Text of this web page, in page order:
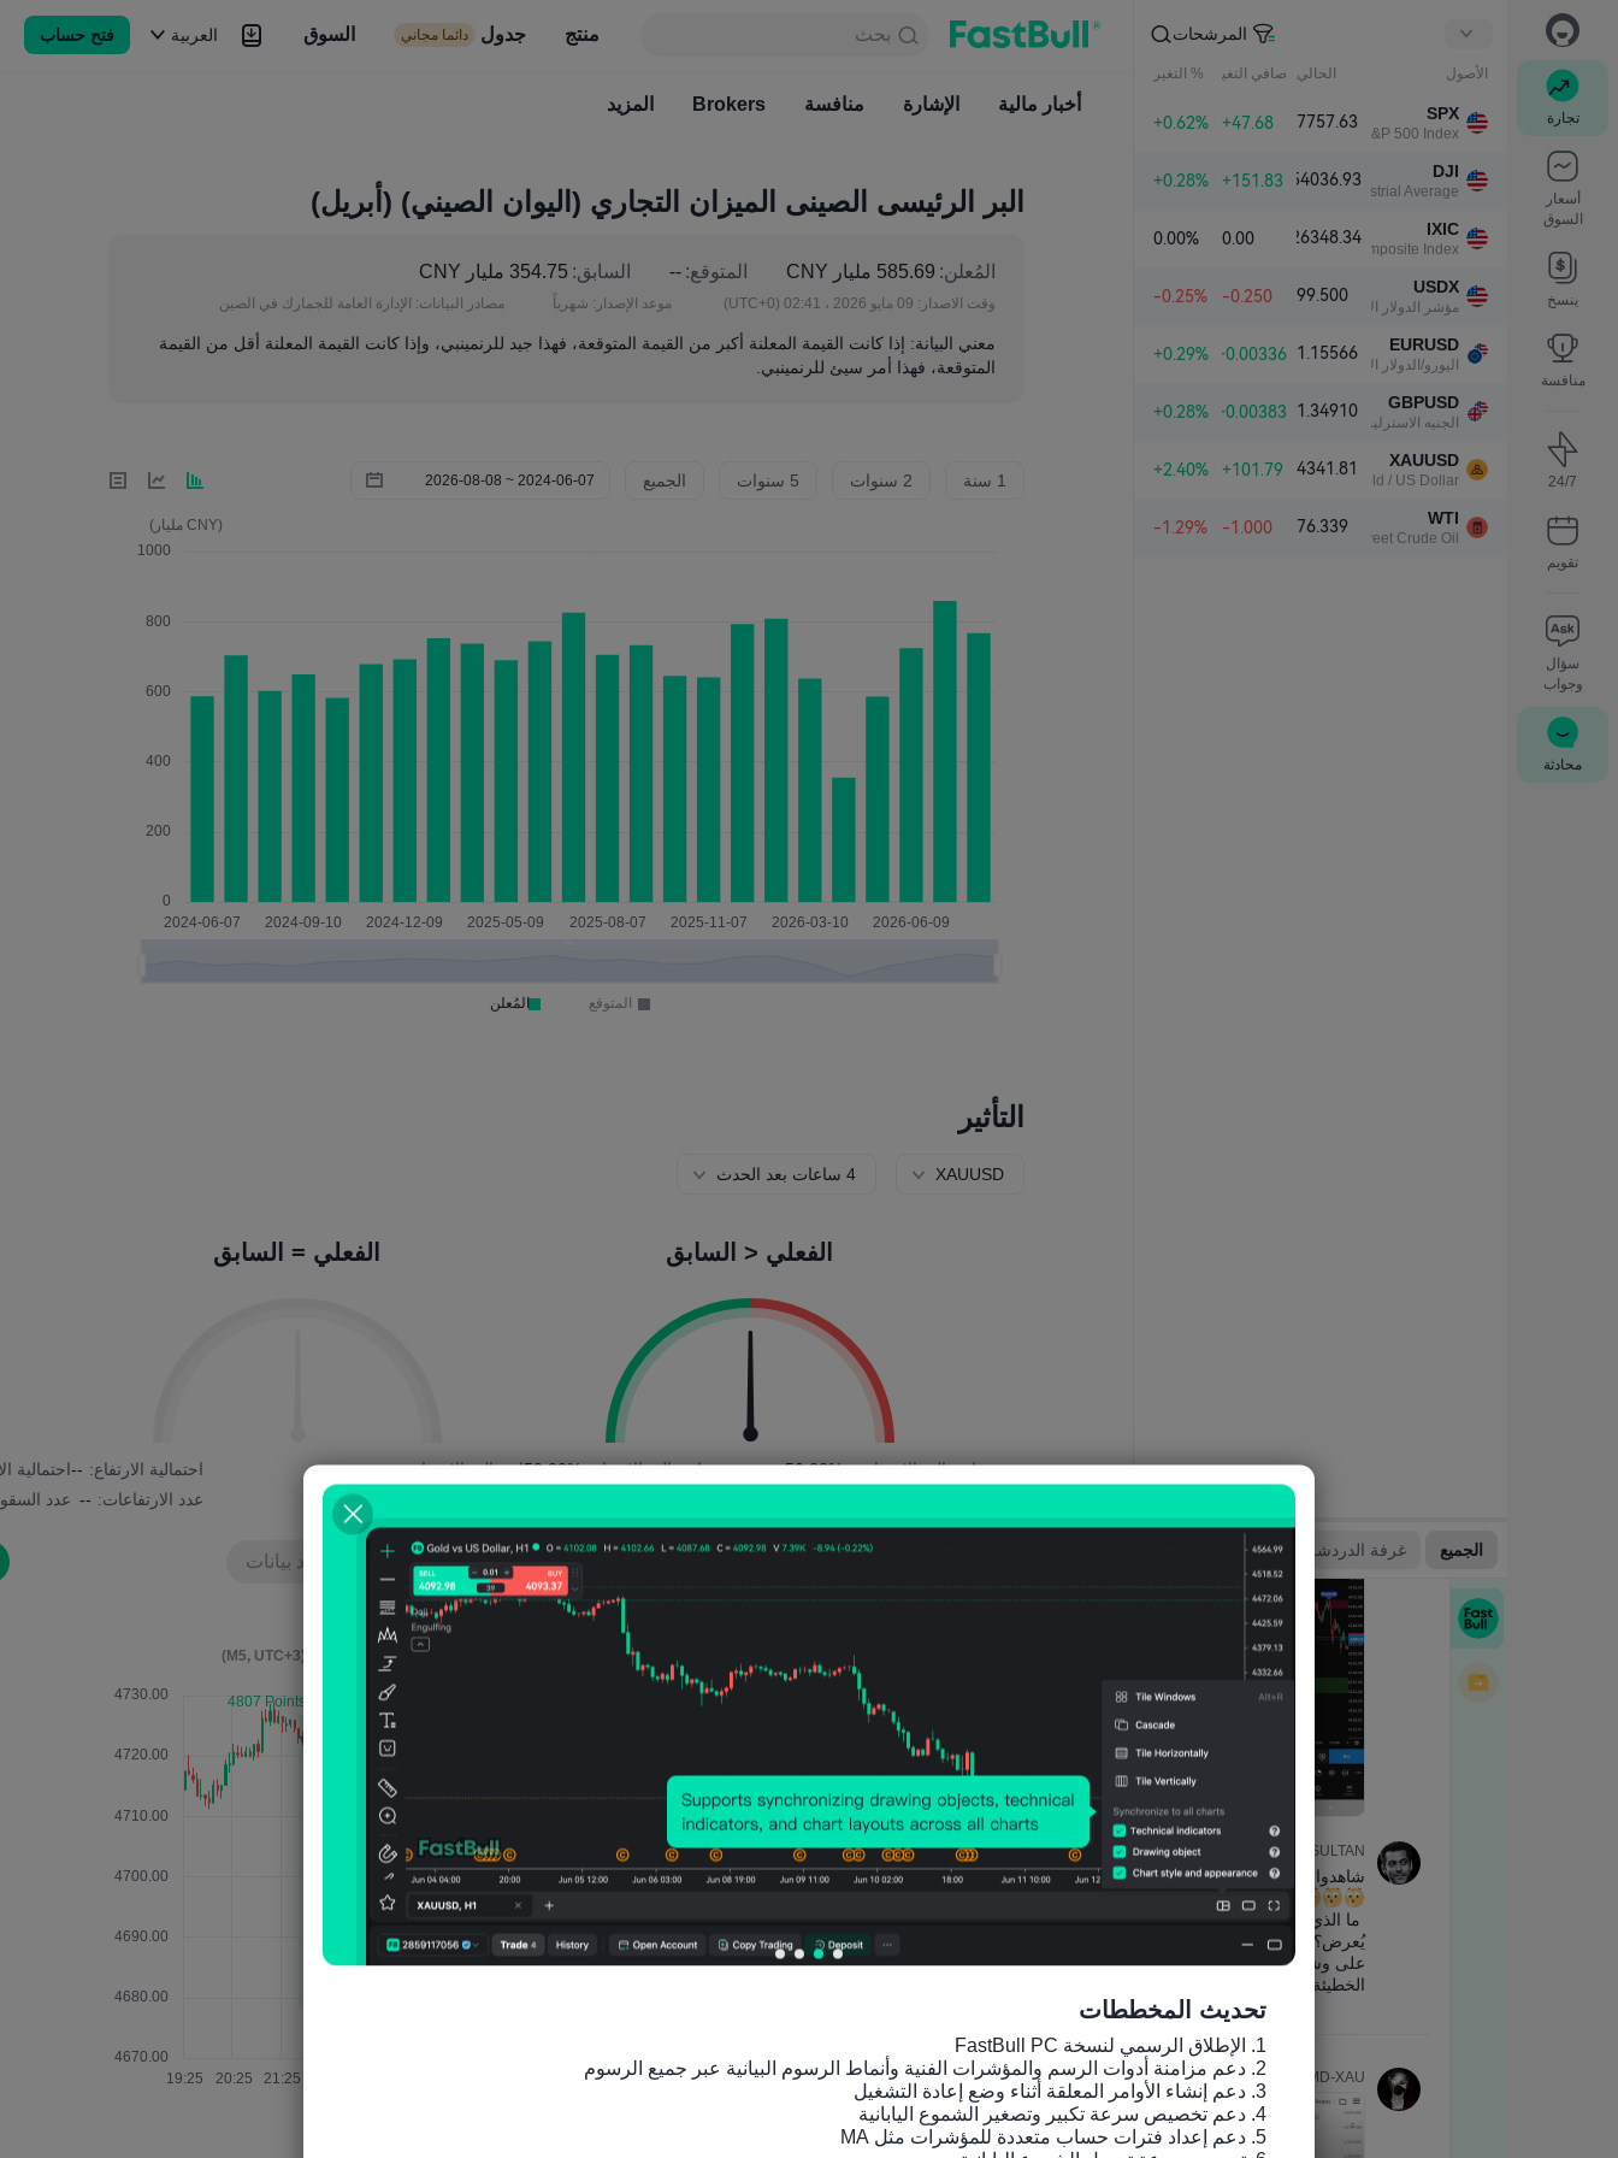
تجارة
أسعار
السوق
ينسخ
منافسة
24/7
تقويم
سؤال
وجواب
محادثة
المرشحات
الأصول الحالي صافي التغير % التغير
SPX
S&P 500 Index
7757.63
+47.68
+0.62%
DJI
Dow Jones Industrial Average
54036.93
+151.83
+0.28%
IXIC
NASDAQ Composite Index
26348.34
0.00
0.00%
USDX
مؤشر الدولار الأمريكي
99.500
-0.250
-0.25%
EURUSD
اليورو/الدولار الأمريكي
1.15566
+0.00336
+0.29%
GBPUSD
الجنيه الاسترليني/الدولار الأمريكي
1.34910
+0.00383
+0.28%
XAUUSD
Gold / US Dollar
4341.81
+101.79
+2.40%
WTI
Light Sweet Crude Oil
76.339
-1.000
-1.29%
بحث منتج جدول دائما مجاني السوق
أخبار مالية الإشارة منافسة
العربية فتح حساب
بحث
دائما مجاني السوق
أخبار مالية الإشارة منافسة Brokers المزيد
البر الرئيسى الصينى الميزان التجاري (اليوان الصيني) (أبريل)
المُعلن: 585.69 مليار CNY المتوقع: -- السابق: 354.75 مليار CNY
وقت الاصدار: 09 مايو 2026 ، 02:41 (UTC+0) موعد الإصدار: شهرياً مصادر البيانات: الإدارة العامة للجمارك في الصين
معني البيانة: إذا كانت القيمة المعلنة أكبر من القيمة المتوقعة، فهذا جيد للرنمينبي، وإذا كانت القيمة المعلنة أقل من القيمة
المتوقعة، فهذا أمر سيئ للرنمينبي.
1 سنة 2 سنوات 5 سنوات الجميع
التأثير
XAUUSD 4 ساعات بعد الحدث
الفعلي < السابق
احتمالية الارتفاع: 50.00%
احتمالية الانخفاض: 50.00%
الفعلي = السابق
احتمالية الارتفاع: --
عدد الارتفاعات: --
احتمالية الانخفاض: --
لا توجد بيانات
احتمالية
عدد
الرسم البياني لسعر (M5, UTC+3)
تحديث المخططات